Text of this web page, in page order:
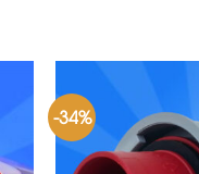
-34%